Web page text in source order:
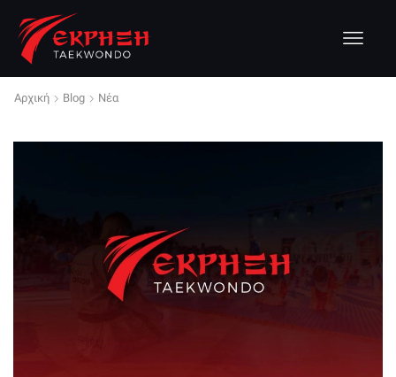
Αρχική Blog Νέα